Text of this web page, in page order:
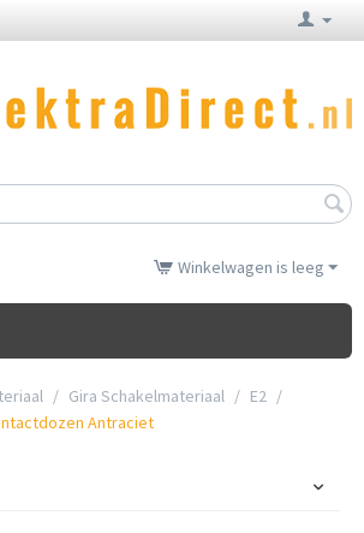
Winkelwagen is leeg
/ Gira Schakelmateriaal / E2 /
Antraciet